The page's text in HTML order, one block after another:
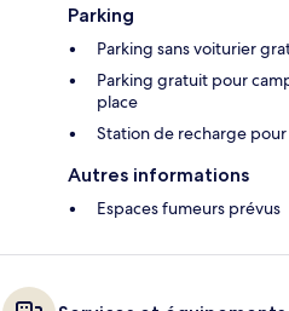
Parking
Parking sans voiturier
Parking gratuit pour
place
Station de recharge
Autres informations
Espaces fumeurs prévus